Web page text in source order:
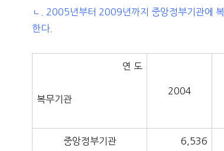
ㄴ. 2005년부터 2009년까지 중앙정부기관에
한다.
연 도
복무기관
2004
중앙정부기관 6,536